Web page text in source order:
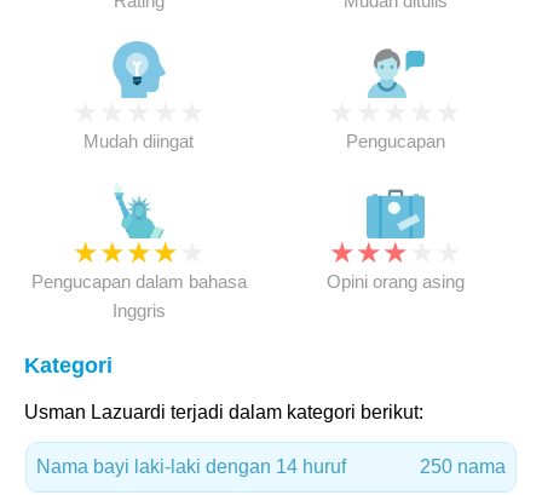
Mudah diingat Pengucapan
★★★★
Pengucapan dalam bahasa
Inggris
★★★
Opini orang asing
Kategori
Usman Lazuardi terjadi dalam kategori berikut:
Nama bayi laki-laki dengan 14 huruf 250 nama